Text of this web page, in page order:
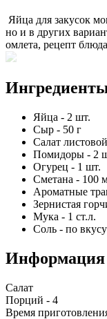
Яйца для закусок
но и в других
омлета, рецепт
Яйца - 2 шт.
Сыр - 50 г
Салат листовой
Помидоры - 2
Огурец - 1 шт.
Сметана - 100
Ароматные
Зернистая
Мука - 1 ст.л.
Соль - по вкусу
Информация
Салат
Порций - 4
Время